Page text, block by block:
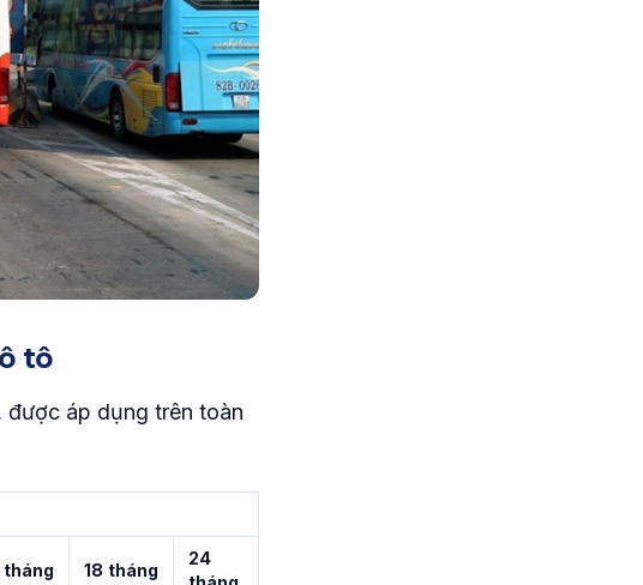
tô
áp dụng trên toàn
tháng 18 tháng
24